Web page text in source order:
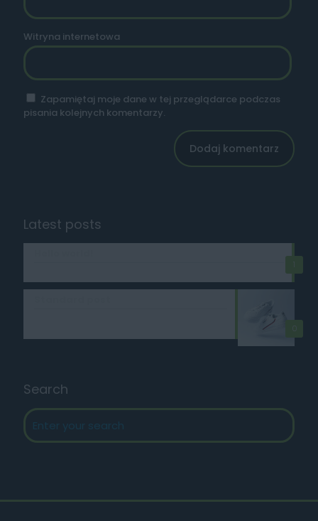
Witryna internetowa
Zapamiętaj moje dane w tej przeglądarce podczas
pisania kolejnych komentarzy.
Latest posts
1
Search